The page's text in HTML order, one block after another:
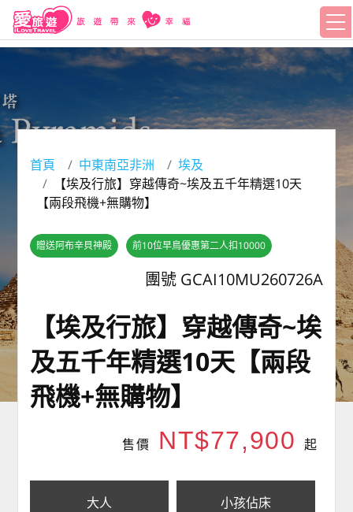
首頁 中東南亞非洲
埃及
【埃及行旅】穿越傳奇~埃及五千年精選10天
【兩段飛機+無購物】
贈送阿布辛貝神殿 前10位早鳥優惠第二人扣10000
團號 GCAI10MU260726A
【埃及行旅】穿越傳奇~埃
及五千年精選10天【兩段
飛機+無購物】
售價 NT$77,900 起
大人 小孩佔床